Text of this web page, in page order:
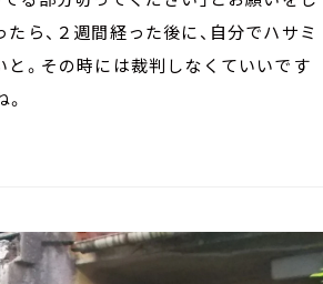
ら、２週間経った後に、自分でハサミ
と。その時には裁判しなくていいです